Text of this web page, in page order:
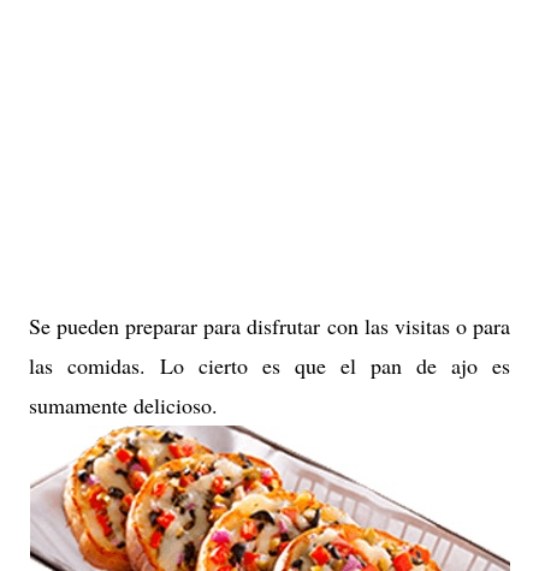
Se pueden preparar para disfrutar con las visitas o para
las comidas. Lo cierto es que el pan de ajo es
sumamente delicioso.